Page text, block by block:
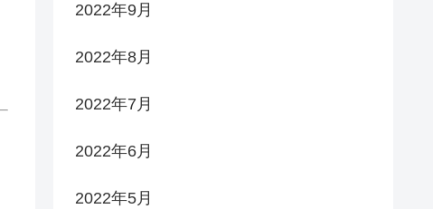
2022年9月
2022年8月
2022年7月
2022年6月
2022年5月